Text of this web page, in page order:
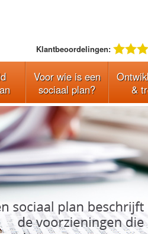
Klantbeoordelingen:
Voor wie is een
sociaal plan?
&